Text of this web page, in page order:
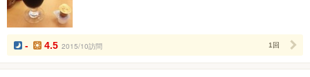
数
- 4.5 2015/10訪問 1回